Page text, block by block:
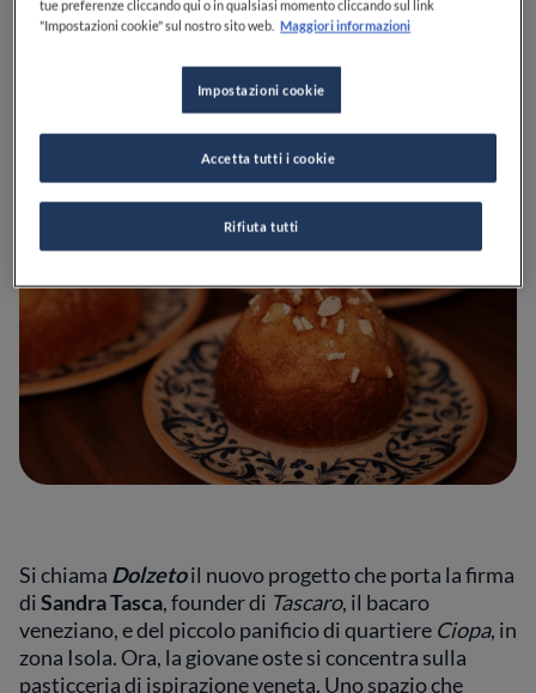
Si chiama Dolzetoil nuovo progetto che porta la firma
diSandra Tasca, founder di Tascaro, il bacaro
veneziano,e del piccolo panificio di quartiere Ciopa, in
zona Isola. Ora, la giovane oste si concentra sulla
pasticceria di ispirazione veneta. Uno spazio che
tue preferenze cliccando qui o in qualsiasi momento cliccando sul link
"Impostazioni cookie" sul nostro sito web. Maggiori informazioni
Impostazioni cookie
Rifiuta tutti
Accetta tutti i cookie